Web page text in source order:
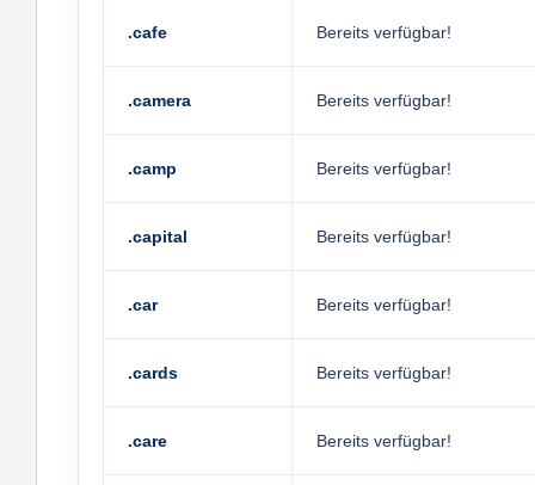
.cafe Bereits verfügbar!
.camera Bereits verfügbar!
.camp Bereits verfügbar!
.capital Bereits verfügbar!
.car Bereits verfügbar!
.cards Bereits verfügbar!
.care Bereits verfügbar!